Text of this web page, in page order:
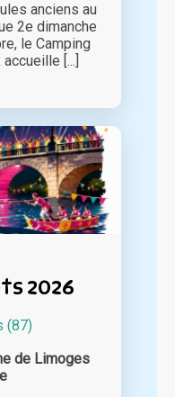
anciens au
2e dimanche
le Camping
[...]
2026
(87)
de Limoges